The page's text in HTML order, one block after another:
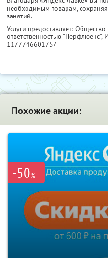
необходимым товарам,
занятий.
Услуги предоставляет:
ответственностью "Перфлюенс",
1177746601757
Похожие акции:
-50%